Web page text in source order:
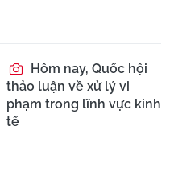
Hôm nay, Quốc hội
thảo luận về xử lý vi
phạm trong lĩnh vực kinh
tế